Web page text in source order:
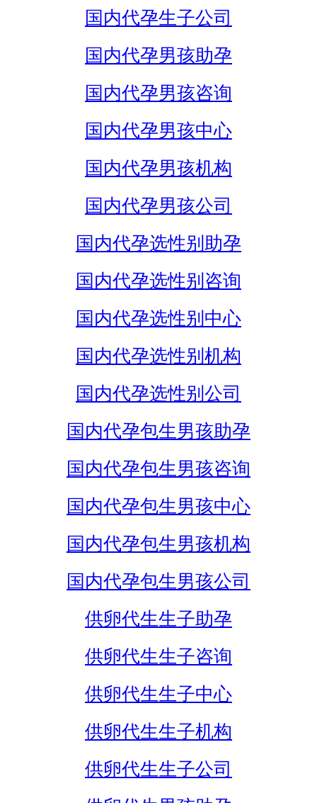
国内代孕生子公司
国内代孕男孩助孕
国内代孕男孩咨询
国内代孕男孩中心
国内代孕男孩机构
国内代孕男孩公司
国内代孕选性别助孕
国内代孕选性别咨询
国内代孕选性别中心
国内代孕选性别机构
国内代孕选性别公司
国内代孕包生男孩助孕
国内代孕包生男孩咨询
国内代孕包生男孩中心
国内代孕包生男孩机构
国内代孕包生男孩公司
供卵代生生子助孕
供卵代生生子咨询
供卵代生生子中心
供卵代生生子机构
供卵代生生子公司